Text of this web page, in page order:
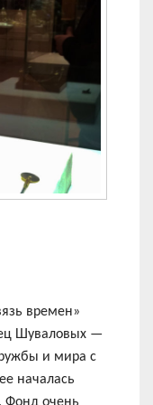
времен»
Шуваловых —
и мира с
началась
Фонд очень